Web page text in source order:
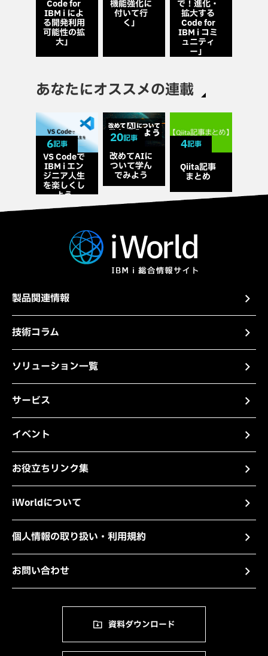
Code for
IBM i によ
る開発利用
可能性の拡
大」
機能強化に
付いて行
く」
で！進化・
拡大する
Code for
IBM i コミ
ュニティ
ー」
あなたにオススメの連載
6記事
VS Codeで
IBM i エン
ジニア⼈⽣
を楽しくし
よう
20記事
改めてAIに
ついて学ん
でみよう
4記事
Qiita記事
まとめ
製品関連情報
技術コラム
ソリューション一覧
サービス
イベント
お役立ちリンク集
iWorldについて
個人情報の取り扱い・利用規約
お問い合わせ
資料ダウンロード